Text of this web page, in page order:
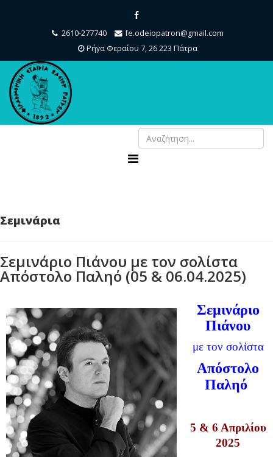
2610-277740
fe.odeiopatron@gmail.com
Ρήγα Φεραίου 7, 26 223 Πάτρα
Σεμινάρια
Σεμινάριο Πιάνου με τον σολίστα
Απόστολο Παληό (05 & 06.04.2025)
Σεμινάριο
Πιάνου
με τον σολίστα
Απόστολο
Παληό
5 & 6 Απριλίου
2025